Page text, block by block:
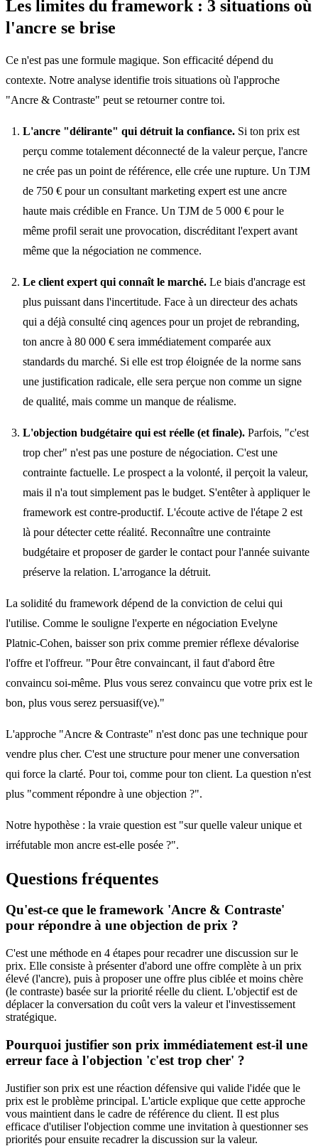
Les limites du framework : 3 situations où
l'ancre se brise
Ce n'est pas une formule magique. Son efficacité dépend du
contexte. Notre analyse identifie trois situations où l'approche
"Ancre & Contraste" peut se retourner contre toi.
L'ancre "délirante" qui détruit la confiance. Si ton prix est
perçu comme totalement déconnecté de la valeur perçue, l'ancre
ne crée pas un point de référence, elle crée une rupture. Un TJM
de 750 € pour un consultant marketing expert est une ancre
haute mais crédible en France. Un TJM de 5 000 € pour le
même profil serait une provocation, discréditant l'expert avant
même que la négociation ne commence.
Le client expert qui connaît le marché. Le biais d'ancrage est
plus puissant dans l'incertitude. Face à un directeur des achats
qui a déjà consulté cinq agences pour un projet de rebranding,
ton ancre à 80 000 € sera immédiatement comparée aux
standards du marché. Si elle est trop éloignée de la norme sans
une justification radicale, elle sera perçue non comme un signe
de qualité, mais comme un manque de réalisme.
L'objection budgétaire qui est réelle (et finale). Parfois, "c'est
trop cher" n'est pas une posture de négociation. C'est une
contrainte factuelle. Le prospect a la volonté, il perçoit la valeur,
mais il n'a tout simplement pas le budget. S'entêter à appliquer le
framework est contre-productif. L'écoute active de l'étape 2 est
là pour détecter cette réalité. Reconnaître une contrainte
budgétaire et proposer de garder le contact pour l'année suivante
préserve la relation. L'arrogance la détruit.
La solidité du framework dépend de la conviction de celui qui
l'utilise. Comme le souligne l'experte en négociation Evelyne
Platnic-Cohen, baisser son prix comme premier réflexe dévalorise
l'offre et l'offreur. "Pour être convaincant, il faut d'abord être
convaincu soi-même. Plus vous serez convaincu que votre prix est le
bon, plus vous serez persuasif(ve)."
L'approche "Ancre & Contraste" n'est donc pas une technique pour
vendre plus cher. C'est une structure pour mener une conversation
qui force la clarté. Pour toi, comme pour ton client. La question n'est
plus "comment répondre à une objection ?".
Notre hypothèse : la vraie question est "sur quelle valeur unique et
irréfutable mon ancre est-elle posée ?".
Questions fréquentes
Qu'est-ce que le framework 'Ancre & Contraste'
pour répondre à une objection de prix ?
C'est une méthode en 4 étapes pour recadrer une discussion sur le
prix. Elle consiste à présenter d'abord une offre complète à un prix
élevé (l'ancre), puis à proposer une offre plus ciblée et moins chère
(le contraste) basée sur la priorité réelle du client. L'objectif est de
déplacer la conversation du coût vers la valeur et l'investissement
stratégique.
Pourquoi justifier son prix immédiatement est-il une
erreur face à l'objection 'c'est trop cher' ?
Justifier son prix est une réaction défensive qui valide l'idée que le
prix est le problème principal. L'article explique que cette approche
vous maintient dans le cadre de référence du client. Il est plus
efficace d'utiliser l'objection comme une invitation à questionner ses
priorités pour ensuite recadrer la discussion sur la valeur.